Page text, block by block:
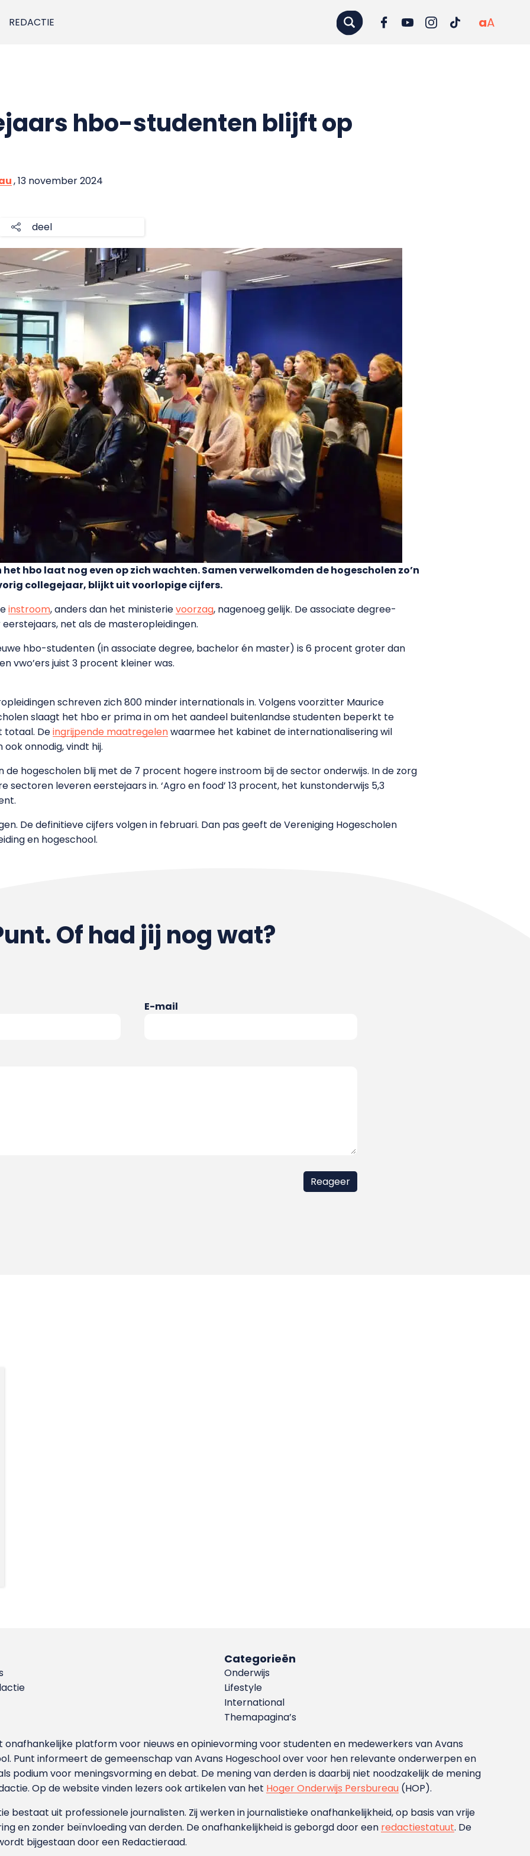
REDACTIE aA
hbo-studenten blijft op
, 13 november 2024
deel
hbo laat nog even op zich wachten. Samen verwelkomden de hogescholen zo’n
collegejaar, blijkt uit voorlopige cijfers.
instroom, anders dan het ministerievoorzag, nagenoeg gelijk. De associate degree-
net als de masteropleidingen.
hbo-studenten (in associate degree, bachelor én master) is 6 procent groter dan
vwo’ers juist 3 procent kleiner was.
schreven zich 800 minder internationals in. Volgens voorzitter Maurice
slaagt het hbo er prima in om het aandeel buitenlandse studenten beperkt te
totaal. Deingrijpende maatregelenwaarmee het kabinet de internationalisering wil
onnodig, vindt hij.
hogescholen blij met de 7 procent hogere instroom bij de sector onderwijs. In de zorg
sectoren leveren eerstejaars in. ‘Agro en food’ 13 procent, het kunstonderwijs 5,3
De definitieve cijfers volgen in februari. Dan pas geeft de Vereniging Hogescholen
en hogeschool.
Of had jij nog wat?
E-mail
Categorieën
Onderwijs
Lifestyle
International
Themapagina’s
onafhankelijke platform voor nieuws en opinievorming voor studenten en medewerkers van Avans
Punt informeert de gemeenschap van Avans Hogeschool over voor hen relevante onderwerpen en
podium voor meningsvorming en debat. De mening van derden is daarbij niet noodzakelijk de mening
Op de website vinden lezers ook artikelen van het Hoger Onderwijs Persbureau (HOP).
bestaat uit professionele journalisten. Zij werken in journalistieke onafhankelijkheid, op basis van vrije
en zonder beïnvloeding van derden. De onafhankelijkheid is geborgd door een redactiestatuut. De
bijgestaan door een Redactieraad.